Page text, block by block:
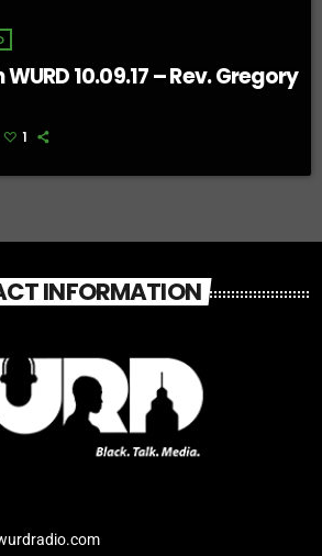
10.09.17 – Rev. Gregory
1
INFORMATION